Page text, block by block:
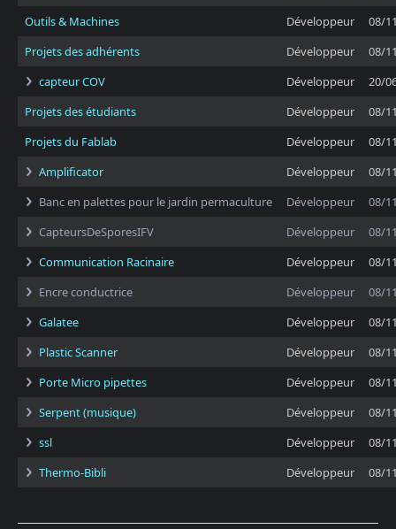
Outils & Machines
Développeur
08/
Projets des adhérents
Développeur
08/
capteur COV
Développeur
20/
Projets des étudiants
Développeur
08/
Projets du Fablab
Développeur
08/
Amplificator
Développeur
08/
Banc en palettes pour le jardin permaculture
Développeur
08/
CapteursDeSporesIFV
Développeur
08/
Communication Racinaire
Développeur
08/
Encre conductrice
Développeur
08/
Galatee
Développeur
08/
Plastic Scanner
Développeur
08/
Porte Micro pipettes
Développeur
08/
Serpent (musique)
Développeur
08/
ssl
Développeur
08/
Thermo-Bibli
Développeur 08/